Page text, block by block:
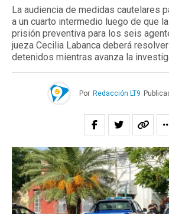
La audiencia de medidas cautelares
a un cuarto intermedio luego de que
prisión preventiva para los seis
jueza Cecilia Labanca deberá
detenidos mientras avanza la
Por Redacción LT9